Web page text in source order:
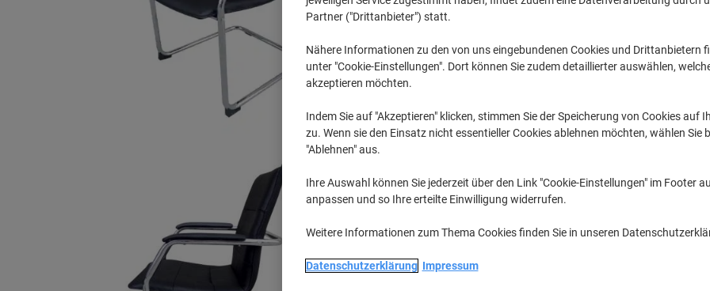
Partner ("Drittanbieter") statt.
Nähere Informationen zu den von uns eingebundenen Cookies und Drittanbietern
unter "Cookie-Einstellungen". Dort können Sie zudem detaillierter auswählen,
akzeptieren möchten.
Indem Sie auf "Akzeptieren" klicken, stimmen Sie der Speicherung von Cookies auf
zu. Wenn sie den Einsatz nicht essentieller Cookies ablehnen möchten, wählen Sie
"Ablehnen" aus.
Ihre Auswahl können Sie jederzeit über den Link "Cookie-Einstellungen" im Footer
anpassen und so Ihre erteilte Einwilligung widerrufen.
Weitere Informationen zum Thema Cookies finden Sie in unseren
Datenschutzerklärung Impressum